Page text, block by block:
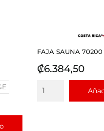
FAJA SAUNA 70200
Precio
₡6.384,50